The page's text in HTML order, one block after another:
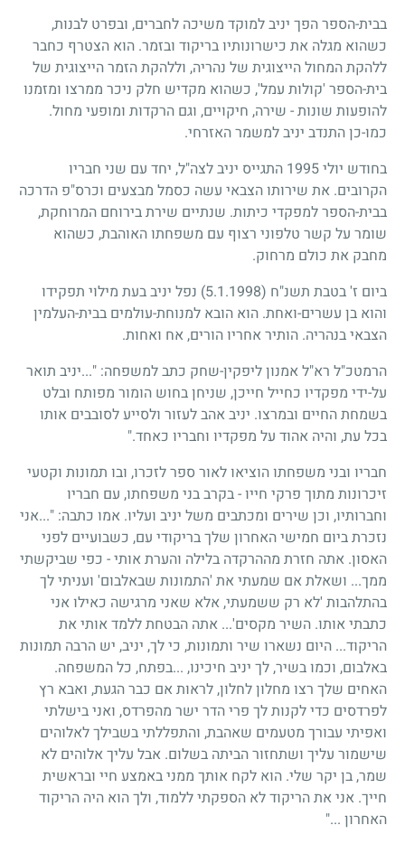
בבית-הספר הפך יניב למוקד משיכה לחברים, ובפרט לבנות,
כשהוא מגלה את כישרונותיו בריקוד ובזמר. הוא הצטרף כחבר
ללהקת המחול הייצוגית של נהריה, וללהקת הזמר הייצוגית של
בית-הספר 'קולות עמל', כשהוא מקדיש חלק ניכר ממרצו ומזמנו
להופעות שונות - שירה, חיקויים, וגם הרקדות ומופעי מחול.
כמו-כן התנדב יניב למשמר האזרחי.
בחודש יולי1995 התגייס יניב לצה"ל, יחד עם שני חבריו
הקרובים. את שירותו הצבאי עשה כסמל מבצעים וכרס"פ הדרכה
בבית-הספר למפקדי כיתות. שנתיים שירת בירוחם המרוחקת,
שומר על קשר טלפוני רצוף עם משפחתו האוהבת, כשהוא
מחבק את כולם מרחוק.
ביום ז' בטבת תשנ"ח (5.1.1998)
נפל יניב בעת מילוי תפקידו
והוא בן עשרים-ואחת. הוא הובא למנוחת-עולמים בבית-העלמין
הצבאי בנהריה. הותיר אחריו הורים, אח ואחות.
הרמטכ"ל רא"ל אמנון ליפקין-שחק כתב למשפחה: "...יניב תואר
על-ידי מפקדיו כחייל חייכן, שניחן בחוש הומור מפותח ובלט
בשמחת החיים ובמרצו. יניב אהב לעזור ולסייע לסובבים אותו
בכל עת, והיה אהוד על מפקדיו וחבריו כאחד."
חבריו ובני משפחתו הוציאו לאור ספר לזכרו, ובו תמונות וקטעי
זיכרונות מתוך פרקי חייו - בקרב בני משפחתו, עם חבריו
וחברותיו, וכן שירים ומכתבים משל יניב ועליו. אמו כתבה: "...אני
נזכרת ביום חמישי האחרון שלך בריקודי עם, כשבועיים לפני
האסון. אתה חזרת מההרקדה בלילה והערת אותי - כפי שביקשתי
ממך... ושאלת אם שמעתי את 'התמונות שבאלבום' ועניתי לך
בהתלהבות 'לא רק ששמעתי, אלא שאני מרגישה כאילו אני
כתבתי אותו. השיר מקסים'... אתה הבטחת ללמד אותי את
הריקוד... היום נשארו שיר ותמונות, כי לך, יניב, יש הרבה תמונות
באלבום, וכמו בשיר, לך יניב חיכינו, ...בפתח, כל המשפחה.
האחים שלך רצו מחלון לחלון, לראות אם כבר הגעת, ואבא רץ
לפרדסים כדי לקנות לך פרי הדר ישר מהפרדס, ואני בישלתי
ואפיתי עבורך מטעמים שאהבת, והתפללתי בשבילך לאלוהים
שישמור עליך ושתחזור הביתה בשלום. אבל עליך אלוהים לא
שמר, בן יקר שלי. הוא לקח אותך ממני באמצע חיי ובראשית
חייך. אני את הריקוד לא הספקתי ללמוד, ולך הוא היה הריקוד
האחרון ..."